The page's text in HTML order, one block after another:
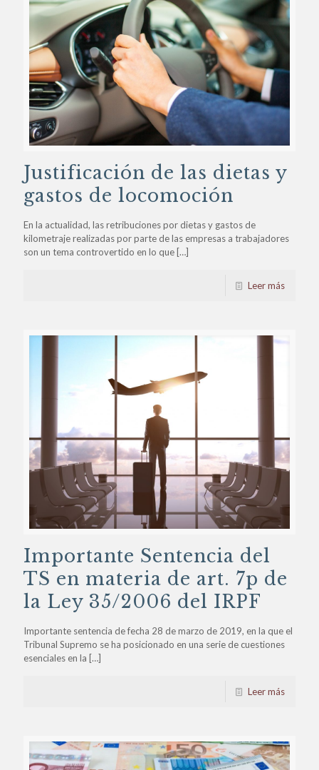
Justificación de las dietas y
gastos de locomoción
En la actualidad, las retribuciones por dietas y gastos de
kilometraje realizadas por parte de las empresas a trabajadores
son un tema controvertido en lo que […]
Leer más
Importante Sentencia del
TS en materia de art. 7p de
la Ley 35/2006 del IRPF
Importante sentencia de fecha 28 de marzo de 2019, en la que el
Tribunal Supremo se ha posicionado en una serie de cuestiones
esenciales en la […]
Leer más